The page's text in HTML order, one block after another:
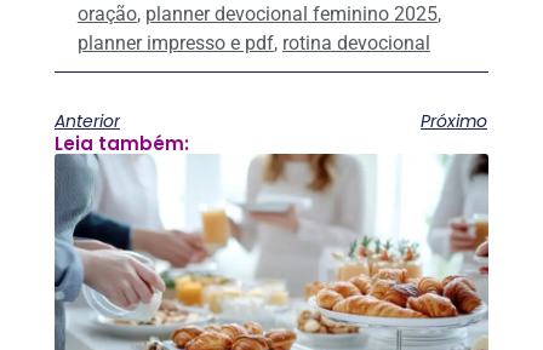
oração, planner devocional feminino 2025,
planner impresso e pdf, rotina devocional
Anterior Próximo
Leia também: